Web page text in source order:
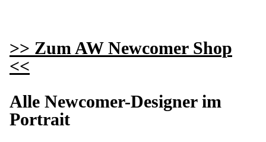
>> Zum AW Newcomer Shop
<<
Alle Newcomer-Designer im
Portrait